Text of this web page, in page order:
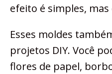
efeito é simples,
Esses moldes
projetos DIY. Você
flores de papel,